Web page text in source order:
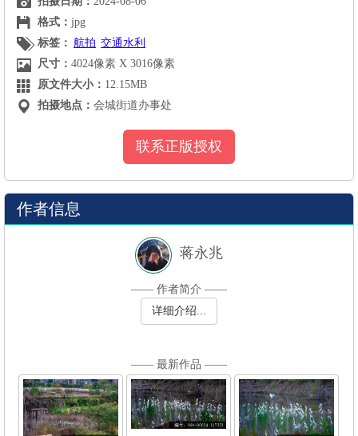
格式： jpg
标签： 航拍 交通水利
尺寸： 4024像素 X 3016像素
原文件大小： 12.15MB
拍摄地点： 会城街道办事处
联系正版授权
作者信息
蒋永兆
—— 作者简介 ——
详细介绍...
—— 最新作品 ——